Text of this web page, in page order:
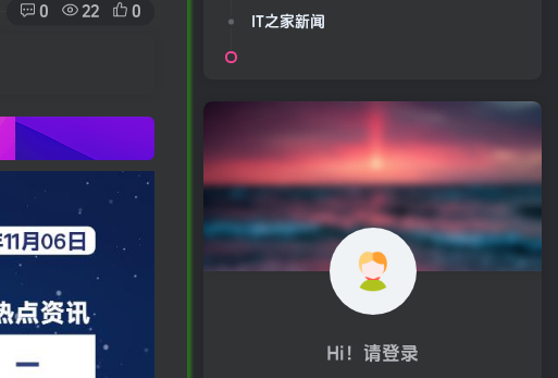
0 22 0 IT之家新闻
Hi！请登录